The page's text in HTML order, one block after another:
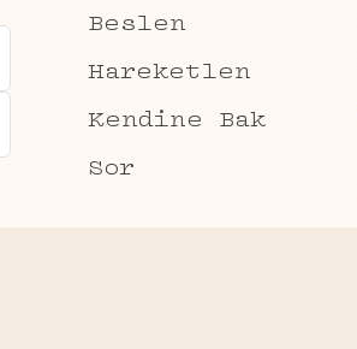
Beslen
Hareketlen
Kendine Bak
Sor